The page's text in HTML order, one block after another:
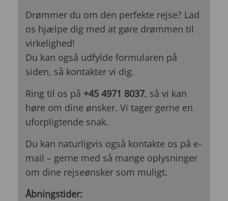
Drømmer du om den perfekte rejse? Lad
os hjælpe dig med at gøre drømmen til
virkelighed!
Du kan også udfylde formularen på
siden, så kontakter vi dig.
Ring til os på +45 4971 8037, så vi kan
høre om dine ønsker. Vi tager gerne en
uforpligtende snak.
Du kan naturligvis også kontakte os på e-
mail – gerne med så mange oplysninger
om dine rejseønsker som muligt.
Åbningstider: